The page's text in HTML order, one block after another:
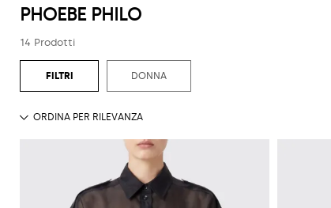
PHOEBE PHILO
14 Prodotti
DONNA
Русский